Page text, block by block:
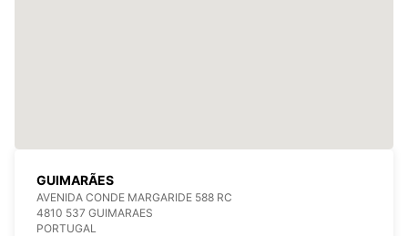
GUIMARÃES
AVENIDA CONDE MARGARIDE 588 RC
4810 537 GUIMARAES
PORTUGAL